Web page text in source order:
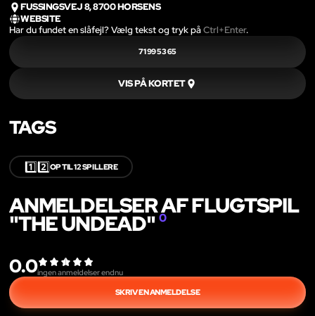
FUSSINGSVEJ 8, 8700 HORSENS
WEBSITE
Har du fundet en slåfejl? Vælg tekst og tryk påCtrl+Enter.
71 99 53 65
VIS PÅ KORTET
TAGS
1️⃣2️⃣OP TIL 12 SPILLERE
ANMELDELSER AF FLUGTSPIL
"THE UNDEAD" 0
0.0ingen anmeldelser endnu
SKRIV EN ANMELDELSE